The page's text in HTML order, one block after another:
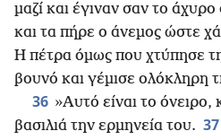
μαζί και έγιναν σαν το
και τα πήρε ο άνεμος ώστε
Η πέτρα όμως που χτύπησε
βουνό και γέμισε ολόκληρη
36 »Αυτό είναι το
βασιλιά την ερμηνεία του. 37